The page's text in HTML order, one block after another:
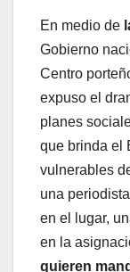
En medio de
Gobierno
Centro
expuso el
planes
que brinda el
vulnerables
una
en el lugar,
en la
quieren